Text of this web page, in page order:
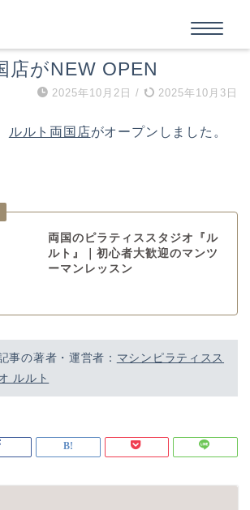
店がNEW OPEN
2025年10月2日 / 2025年10月3日
ルルト両国店がオープンしました。
両国のピラティススタジオ『ル
ルト』｜初心者大歓迎のマンツ
ーマンレッスン
事の著者・運営者： マシンピラティスス
ルルト